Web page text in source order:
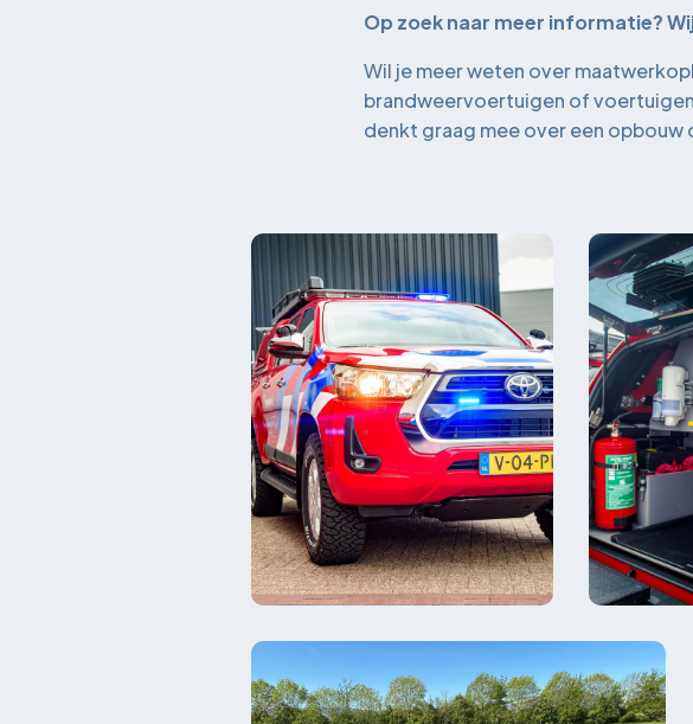
Op zoek naar meer informatie?
Wil je meer weten over
brandweervoertuigen of
denkt graag mee over een